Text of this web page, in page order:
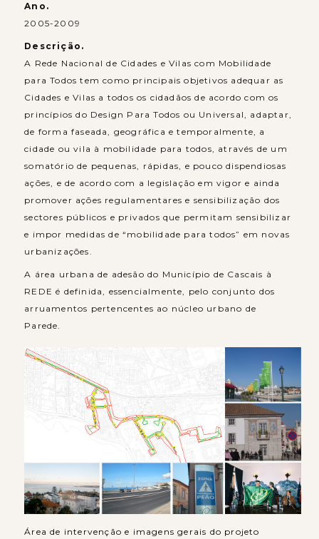
Ano.
2005-2009
Descrição.
A Rede Nacional de Cidades e Vilas com Mobilidade
para Todos tem como principais objetivos adequar as
Cidades e Vilas a todos os cidadãos de acordo com os
princípios do Design Para Todos ou Universal, adaptar,
de forma faseada, geográfica e temporalmente, a
cidade ou vila à mobilidade para todos, através de um
somatório de pequenas, rápidas, e pouco dispendiosas
ações, e de acordo com a legislação em vigor e ainda
promover ações regulamentares e sensibilização dos
sectores públicos e privados que permitam sensibilizar
e impor medidas de “mobilidade para todos” em novas
urbanizações.
A área urbana de adesão do Município de Cascais à
REDE é definida, essencialmente, pelo conjunto dos
arruamentos pertencentes ao núcleo urbano de
Parede.
Área de intervenção e imagens gerais do projeto